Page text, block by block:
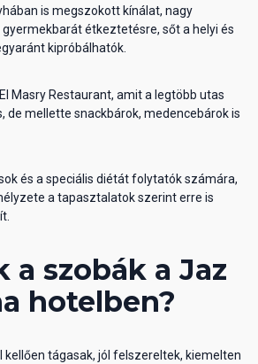
is megszokott kínálat, nagy
étkeztetésre, sőt a helyi és
kipróbálhatók.
Masry Restaurant, amit a legtöbb utas
de mellette snackbárok, medencebárok is
és a speciális diétát folytatók számára,
a tapasztalatok szerint erre is
a szobák a Jaz
hotelben?
kellően tágasak, jól felszereltek, kiemelten